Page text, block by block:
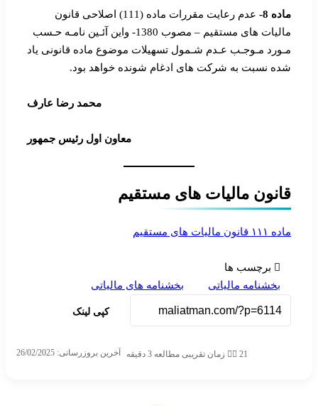
ماده 8-
عدم رعایت مقررات ماده (111) اصلاحی قانون
مالیات های مستقیم – مصوب 1380- واین آئـین نامـه حـسب
مـورد مـوجـب عـدم شـمول تسهیلات موضوع ماده قانونی یاد
شده نسبت به شرکت های ادغام شونده خواهد بود.
محمد رضا عارف
معاون اول رئیس جمهور
قانون مالیات های مستقیم
ماده ۱۱۱ قانون مالیات های مستقیم
برچسب ها
بخشنامه مالیاتی
بخشنامه های مالیاتی
کپی لینک
آخرین بروزرسانی: 26/02/2025 21 زمان تقریبی مطالعه 3 دقیقه